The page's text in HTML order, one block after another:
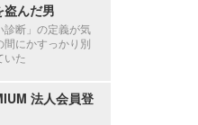
盗んだ男
診断」の定義が気
間にかすっかり別
いた
法人会員登